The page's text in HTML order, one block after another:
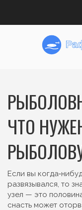
ЧТО
Если вы
развязывался, то
узел — это
снасть может